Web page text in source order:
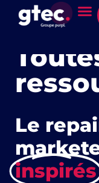
Panneau de gestion des
Explorez,
Le
inspirés